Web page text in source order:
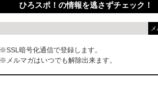
ひろスポ！の情報を逃さずチェック！
※SSL暗号化通信で登録します。
※メルマガはいつでも解除出来ます。